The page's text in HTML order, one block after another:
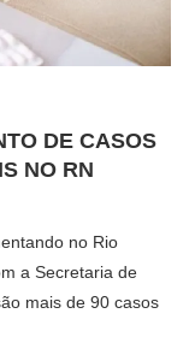
DE CASOS
NO RN
no Rio
a Secretaria de
mais de 90 casos